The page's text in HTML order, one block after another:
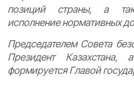
позиций страны, а
исполнение нормативных
Председателем Совета
Президент Казахстана,
формируется Главой